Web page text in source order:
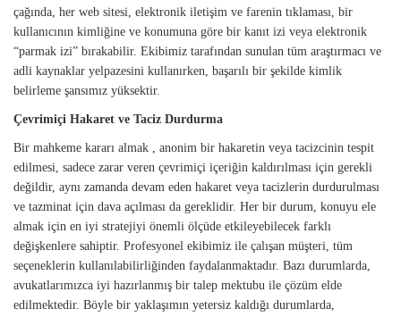
çağında, her web sitesi, elektronik iletişim ve farenin tıklaması, bir
kullanıcının kimliğine ve konumuna göre bir kanıt izi veya elektronik
“parmak izi” bırakabilir. Ekibimiz tarafından sunulan tüm araştırmacı ve
adli kaynaklar yelpazesini kullanırken, başarılı bir şekilde kimlik
belirleme şansımız yüksektir.
Çevrimiçi Hakaret ve Taciz Durdurma
Bir mahkeme kararı almak , anonim bir hakaretin veya tacizcinin tespit
edilmesi, sadece zarar veren çevrimiçi içeriğin kaldırılması için gerekli
değildir, aynı zamanda devam eden hakaret veya tacizlerin durdurulması
ve tazminat için dava açılması da gereklidir. Her bir durum, konuyu ele
almak için en iyi stratejiyi önemli ölçüde etkileyebilecek farklı
değişkenlere sahiptir. Profesyonel ekibimiz ile çalışan müşteri, tüm
seçeneklerin kullanılabilirliğinden faydalanmaktadır. Bazı durumlarda,
avukatlarımızca iyi hazırlanmış bir talep mektubu ile çözüm elde
edilmektedir. Böyle bir yaklaşımın yetersiz kaldığı durumlarda,